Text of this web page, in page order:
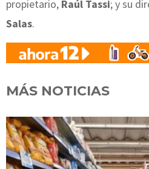
propietario, Raúl Tassi; y su
Salas.
MÁS NOTICIAS